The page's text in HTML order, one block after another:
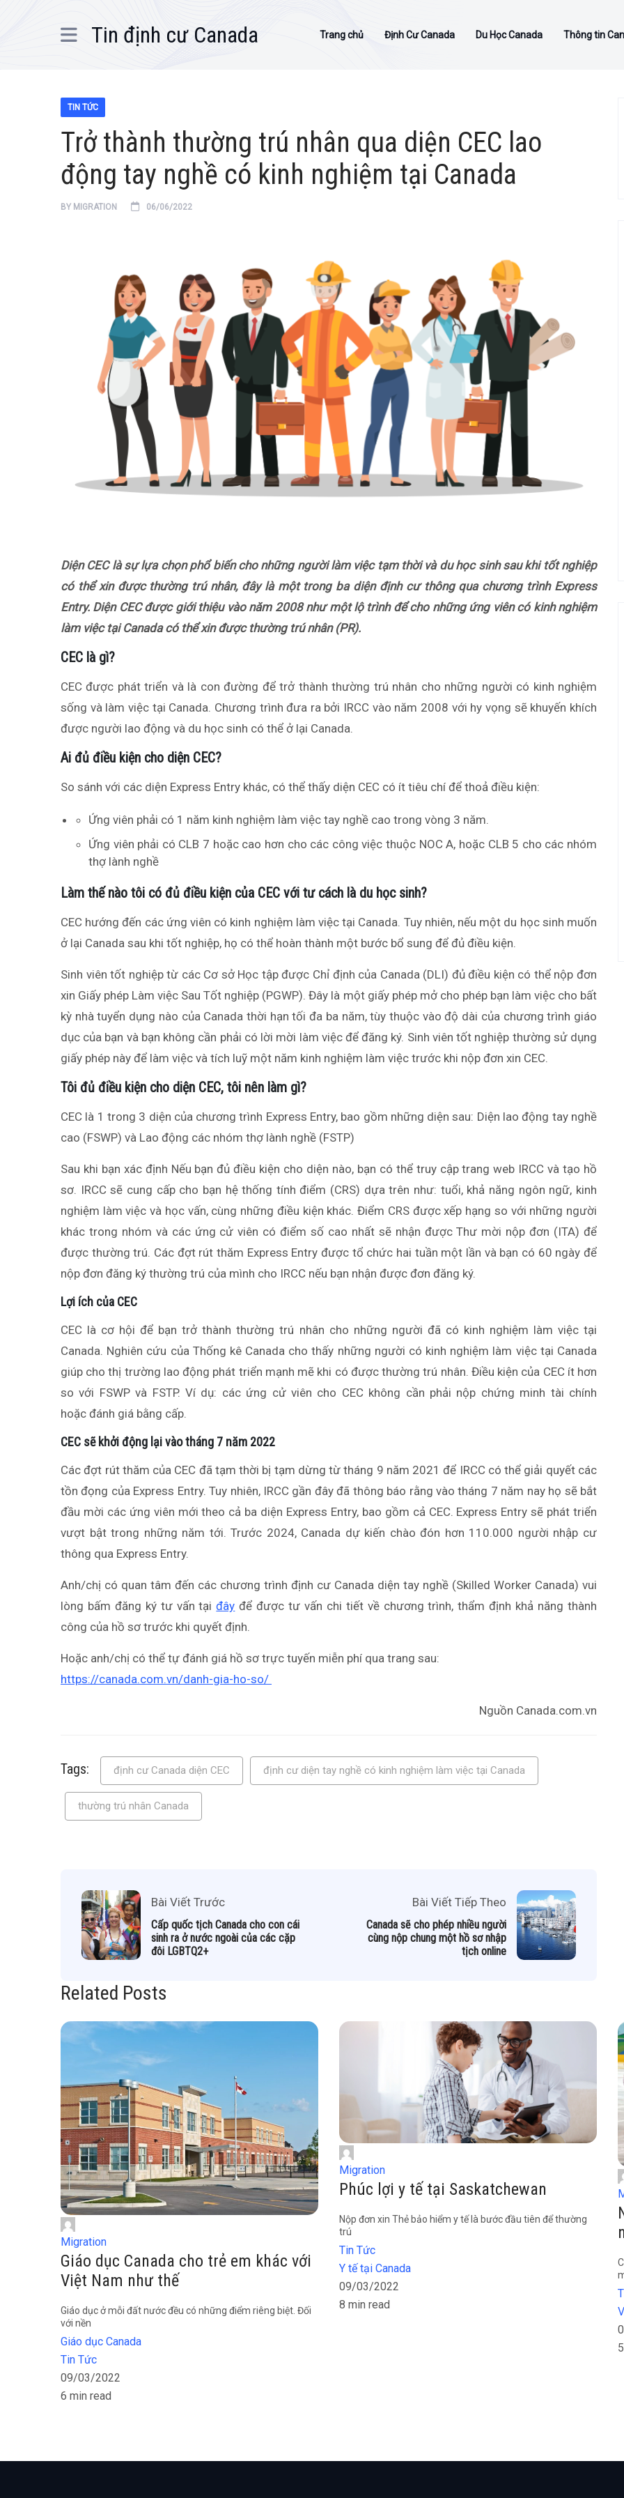
Tin định cư Canada Trang chủ Định Cư Canada Du Học Canada Thông tin
TIN TỨC
Trở thành thường trú nhân qua diện CEC lao
động tay nghề có kinh nghiệm tại Canada
BY MIGRATION 06/06/2022
Diện CEC là sự lựa chọn phổ biến cho những người làm việc tạm thời và du học sinh sau khi tốt nghiệp
có thể xin được thường trú nhân, đây là một trong ba diện định cư thông qua chương trình Express
Entry. Diện CEC được giới thiệu vào năm 2008 như một lộ trình để cho những ứng viên có kinh nghiệm
làm việc tại Canada có thể xin được thường trú nhân (PR).
CEC là gì?
CEC được phát triển và là con đường để trở thành thường trú nhân cho những người có kinh nghiệm
sống và làm việc tại Canada. Chương trình đưa ra bởi IRCC vào năm 2008 với hy vọng sẽ khuyến khích
được người lao động và du học sinh có thể ở lại Canada.
Ai đủ điều kiện cho diện CEC?
So sánh với các diện Express Entry khác, có thể thấy diện CEC có ít tiêu chí để thoả điều kiện:
Ứng viên phải có 1 năm kinh nghiệm làm việc tay nghề cao trong vòng 3 năm.
Ứng viên phải có CLB 7 hoặc cao hơn cho các công việc thuộc NOC A, hoặc CLB 5 cho các nhóm
thợ lành nghề
Làm thế nào tôi có đủ điều kiện của CEC với tư cách là du học sinh?
CEC hướng đến các ứng viên có kinh nghiệm làm việc tại Canada. Tuy nhiên, nếu một du học sinh muốn
ở lại Canada sau khi tốt nghiệp, họ có thể hoàn thành một bước bổ sung để đủ điều kiện.
Sinh viên tốt nghiệp từ các Cơ sở Học tập được Chỉ định của Canada (DLI) đủ điều kiện có thể nộp đơn
xin Giấy phép Làm việc Sau Tốt nghiệp (PGWP). Đây là một giấy phép mở cho phép bạn làm việc cho bất
kỳ nhà tuyển dụng nào của Canada thời hạn tối đa ba năm, tùy thuộc vào độ dài của chương trình giáo
dục của bạn và bạn không cần phải có lời mời làm việc để đăng ký. Sinh viên tốt nghiệp thường sử dụng
giấy phép này để làm việc và tích luỹ một năm kinh nghiệm làm việc trước khi nộp đơn xin CEC.
Tôi đủ điều kiện cho diện CEC, tôi nên làm gì?
CEC là 1 trong 3 diện của chương trình Express Entry, bao gồm những diện sau: Diện lao động tay nghề
cao (FSWP) và Lao động các nhóm thợ lành nghề (FSTP)
Sau khi bạn xác định Nếu bạn đủ điều kiện cho diện nào, bạn có thể truy cập trang web IRCC và tạo hồ
sơ. IRCC sẽ cung cấp cho bạn hệ thống tính điểm (CRS) dựa trên như: tuổi, khả năng ngôn ngữ, kinh
nghiệm làm việc và học vấn, cùng những điều kiện khác. Điểm CRS được xếp hạng so với những người
khác trong nhóm và các ứng cử viên có điểm số cao nhất sẽ nhận được Thư mời nộp đơn (ITA) để
được thường trú. Các đợt rút thăm Express Entry được tổ chức hai tuần một lần và bạn có 60 ngày để
nộp đơn đăng ký thường trú của mình cho IRCC nếu bạn nhận được đơn đăng ký.
Lợi ích của CEC
CEC là cơ hội để bạn trở thành thường trú nhân cho những người đã có kinh nghiệm làm việc tại
Canada. Nghiên cứu của Thống kê Canada cho thấy những người có kinh nghiệm làm việc tại Canada
giúp cho thị trường lao động phát triển mạnh mẽ khi có được thường trú nhân. Điều kiện của CEC ít hơn
so với FSWP và FSTP. Ví dụ: các ứng cử viên cho CEC không cần phải nộp chứng minh tài chính
hoặc đánh giá bằng cấp.
CEC sẽ khởi động lại vào tháng 7 năm 2022
Các đợt rút thăm của CEC đã tạm thời bị tạm dừng từ tháng 9 năm 2021 để IRCC có thể giải quyết các
tồn đọng của Express Entry. Tuy nhiên, IRCC gần đây đã thông báo rằng vào tháng 7 năm nay họ sẽ bắt
đầu mời các ứng viên mới theo cả ba diện Express Entry, bao gồm cả CEC. Express Entry sẽ phát triển
vượt bật trong những năm tới. Trước 2024, Canada dự kiến chào đón hơn 110.000 người nhập cư
thông qua Express Entry.
Anh/chị có quan tâm đến các chương trình định cư Canada diện tay nghề (Skilled Worker Canada) vui
lòng bấm đăng ký tư vấn tạiđây để được tư vấn chi tiết về chương trình, thẩm định khả năng thành
công của hồ sơ trước khi quyết định.
Hoặc anh/chị có thể tự đánh giá hồ sơ trực tuyến miễn phí qua trang sau:
https://canada.com.vn/danh-gia-ho-so/
Nguồn Canada.com.vn
Tags: định cư Canada diện CEC định cư diện tay nghề có kinh nghiệm làm việc tại Canada
thường trú nhân Canada
Bài Viết Trước
Cấp quốc tịch Canada cho con cái
sinh ra ở nước ngoài của các cặp
đôi LGBTQ2+
Bài Viết Tiếp Theo
Canada sẽ cho phép nhiều người
cùng nộp chung một hồ sơ nhập
tịch online
Related Posts
Migration
Giáo dục Canada cho trẻ em khác với
Việt Nam như thế
Giáo dục ở mỗi đất nước đều có những điểm riêng biệt. Đối
với nền
Giáo dục Canada
Tin Tức
09/03/2022
6 min read
Migration
Phúc lợi y tế tại Saskatchewan
Nộp đơn xin Thẻ bảo hiểm y tế là bước đầu tiên để thường
trú
Tin Tức
Y tế tại Canada
09/03/2022
8 min read